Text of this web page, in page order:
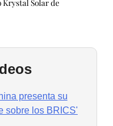
Krystal Solar de
presenta su
sobre los BRICS'